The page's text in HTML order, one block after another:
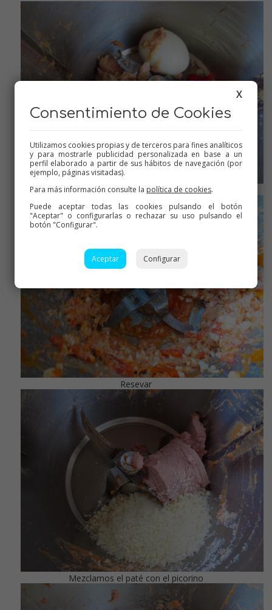
El de pimientos asados
Resevar
Mezclamos el paté con el picorino
X
Consentimiento de Cookies
Utilizamos cookies propias y de terceros para fines analíticos
y para mostrarle publicidad personalizada en base a un
perfil elaborado a partir de sus hábitos de navegación (por
ejemplo, páginas visitadas).
Para más información consulte la política de cookies.
Puede aceptar todas las cookies pulsando el botón
"Aceptar" o configurarlas o rechazar su uso pulsando el
botón "Configurar".
Aceptar Configurar